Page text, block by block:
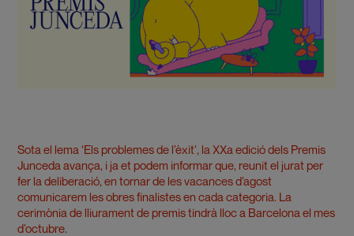
Sota el lema ‘Els problemes de l’èxit’, la XXa edició dels Premis
Junceda avança, i ja et podem informar que, reunit el jurat per
fer la deliberació, en tornar de les vacances d’agost
comunicarem les obres finalistes en cada categoria. La
cerimònia de lliurament de premis tindrà lloc a Barcelona el mes
d’octubre.